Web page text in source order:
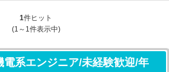
1件ヒット
(1～1件表示中)
系エンジニア/未経験歓迎/年